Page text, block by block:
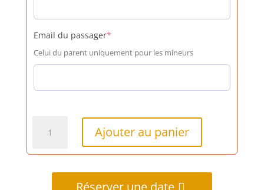
Email du passager*(required)
Celui du parent uniquement pour les mineurs
pigeonniers
Ajouter au panier
Réserver une date